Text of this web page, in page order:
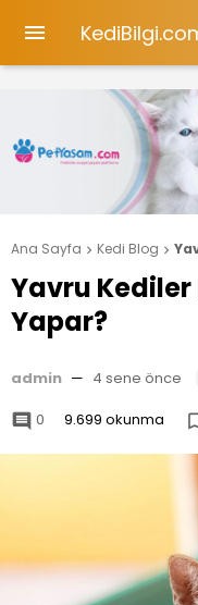

Ana Sayfa  Kedi Blog 
Yavru
Yapar?
admin — 4 sene önce
 0 9.699 okunma